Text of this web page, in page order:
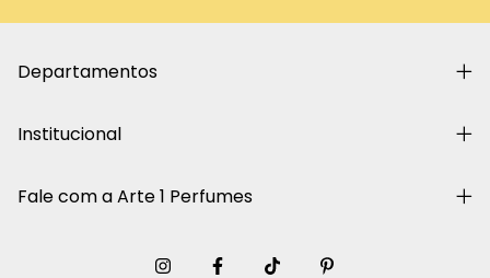
Departamentos
Institucional
Fale com a Arte 1 Perfumes